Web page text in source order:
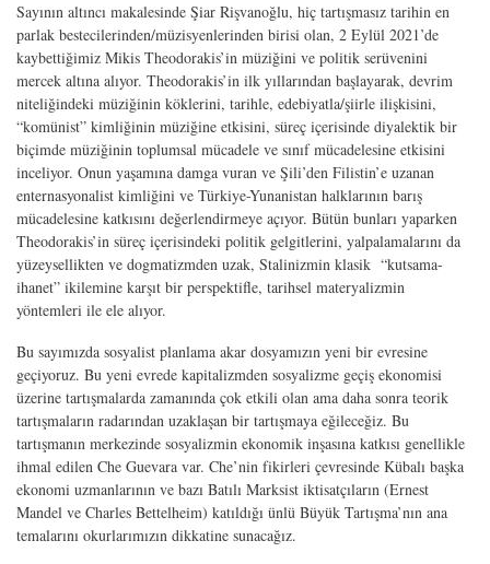
Sayının altıncı makalesinde Şiar Rişvanoğlu, hiç tartışmasız tarihin en
parlak bestecilerinden/müzisyenlerinden birisi olan, 2 Eylül 2021’de
kaybettiğimiz Mikis Theodorakis’in müziğini ve politik serüvenini
mercek altına alıyor. Theodorakis’in ilk yıllarından başlayarak, devrim
niteliğindeki müziğinin köklerini, tarihle, edebiyatla/şiirle ilişkisini,
“komünist” kimliğinin müziğine etkisini, süreç içerisinde diyalektik bir
biçimde müziğinin toplumsal mücadele ve sınıf mücadelesine etkisini
inceliyor. Onun yaşamına damga vuran ve Şili’den Filistin’e uzanan
enternasyonalist kimliğini ve Türkiye-Yunanistan halklarının barış
mücadelesine katkısını değerlendirmeye açıyor. Bütün bunları yaparken
Theodorakis’in süreç içerisindeki politik gelgitlerini, yalpalamalarını da
yüzeysellikten ve dogmatizmden uzak, Stalinizmin klasik “kutsama-
ihanet” ikilemine karşıt bir perspektifle, tarihsel materyalizmin
yöntemleri ile ele alıyor.
Bu sayımızda sosyalist planlama akar dosyamızın yeni bir evresine
geçiyoruz. Bu yeni evrede kapitalizmden sosyalizme geçiş ekonomisi
üzerine tartışmalarda zamanında çok etkili olan ama daha sonra teorik
tartışmaların radarından uzaklaşan bir tartışmaya eğileceğiz. Bu
tartışmanın merkezinde sosyalizmin ekonomik inşasına katkısı genellikle
ihmal edilen Che Guevara var. Che’nin fikirleri çevresinde Kübalı başka
ekonomi uzmanlarının ve bazı Batılı Marksist iktisatçıların (Ernest
Mandel ve Charles Bettelheim) katıldığı ünlü Büyük Tartışma’nın ana
temalarını okurlarımızın dikkatine sunacağız.